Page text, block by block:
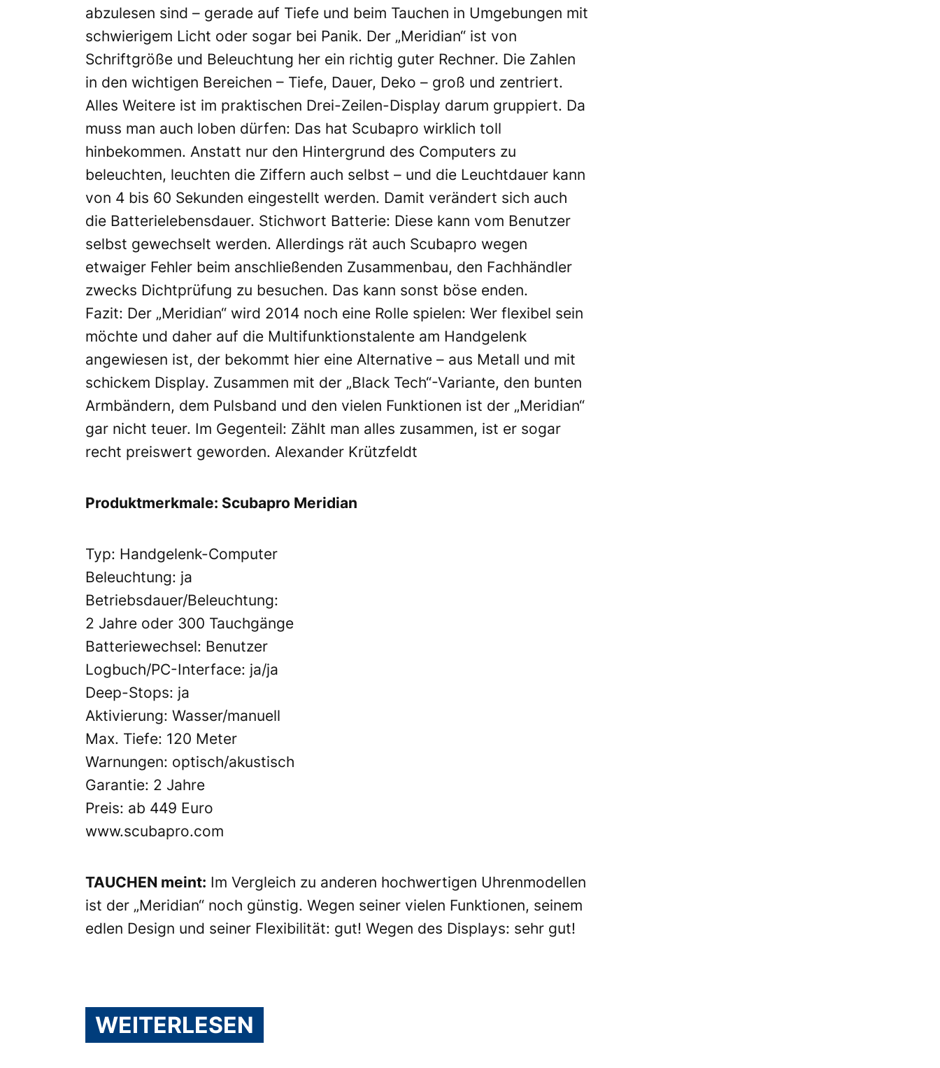
abzulesen sind – gerade auf Tiefe und beim Tauchen in Umgebungen mit
schwierigem Licht oder sogar bei Panik. Der „Meridian“ ist von
Schriftgröße und Beleuchtung her ein richtig guter Rechner. Die Zahlen
in den wichtigen Bereichen – Tiefe, Dauer, Deko – groß und zentriert.
Alles Weitere ist im praktischen Drei-Zeilen-Display darum gruppiert. Da
muss man auch loben dürfen: Das hat Scubapro wirklich toll
hinbekommen. Anstatt nur den Hintergrund des Computers zu
beleuchten, leuchten die Ziffern auch selbst – und die Leuchtdauer kann
von 4 bis 60 Sekunden eingestellt werden. Damit verändert sich auch
die Batterielebensdauer. Stichwort Batterie: Diese kann vom Benutzer
selbst gewechselt werden. Allerdings rät auch Scubapro wegen
etwaiger Fehler beim anschließenden Zusammenbau, den Fachhändler
zwecks Dichtprüfung zu besuchen. Das kann sonst böse enden.
Fazit: Der „Meridian“ wird 2014 noch eine Rolle spielen: Wer flexibel sein
möchte und daher auf die Multifunktionstalente am Handgelenk
angewiesen ist, der bekommt hier eine Alternative – aus Metall und mit
schickem Display. Zusammen mit der „Black Tech“-Variante, den bunten
Armbändern, dem Pulsband und den vielen Funktionen ist der „Meridian“
gar nicht teuer. Im Gegenteil: Zählt man alles zusammen, ist er sogar
recht preiswert geworden. Alexander Krützfeldt
Produktmerkmale: Scubapro Meridian
Typ: Handgelenk-Computer
Beleuchtung: ja
Betriebsdauer/Beleuchtung:
2 Jahre oder 300 Tauchgänge
Batteriewechsel: Benutzer
Logbuch/PC-Interface: ja/ja
Deep-Stops: ja
Aktivierung: Wasser/manuell
Max. Tiefe: 120 Meter
Warnungen: optisch/akustisch
Garantie: 2 Jahre
Preis: ab 449 Euro
www.scubapro.com
TAUCHEN meint: Im Vergleich zu anderen hochwertigen Uhrenmodellen
ist der „Meridian“ noch günstig. Wegen seiner vielen Funktionen, seinem
edlen Design und seiner Flexibilität: gut! Wegen des Displays: sehr gut!
WEITERLESEN